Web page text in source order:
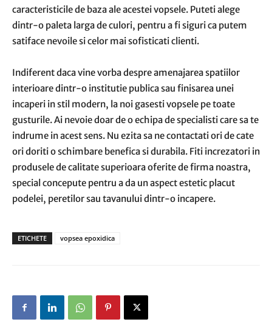
caracteristicile de baza ale acestei vopsele. Puteti alege
dintr-o paleta larga de culori, pentru a fi siguri ca putem
satiface nevoile si celor mai sofisticati clienti.
Indiferent daca vine vorba despre amenajarea spatiilor
interioare dintr-o institutie publica sau finisarea unei
incaperi in stil modern, la noi gasesti vopsele pe toate
gusturile. Ai nevoie doar de o echipa de specialisti care sa te
indrume in acest sens. Nu ezita sa ne contactati ori de cate
ori doriti o schimbare benefica si durabila. Fiti increzatori in
produsele de calitate superioara oferite de firma noastra,
special concepute pentru a da un aspect estetic placut
podelei, peretilor sau tavanului dintr-o incapere.
ETICHETE vopsea epoxidica